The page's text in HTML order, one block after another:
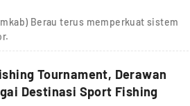
Berau terus memperkuat sistem
Tournament, Derawan
Destinasi Sport Fishing